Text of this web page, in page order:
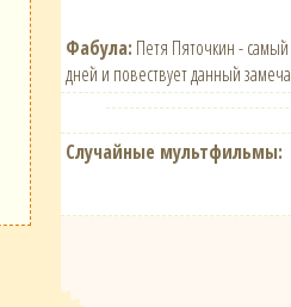
Фабула: Петя Пяточкин - самый
дней и повествует данный
Случайные мультфильмы: